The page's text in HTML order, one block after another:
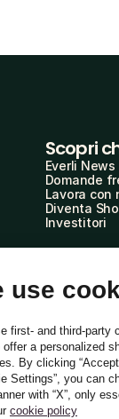
Scopri
Everli News
Domande
Lavora con
Diventa
Investitori
use
first- and third-party
offer a personalized
By clicking
Settings”, you can
with “X”, only
cookie policy